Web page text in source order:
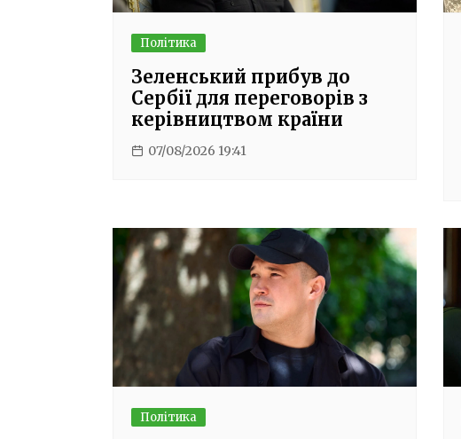
Політика
Зеленський прибув до
Сербії для переговорів з
керівництвом країни
07/08/2026 19:41
Політика